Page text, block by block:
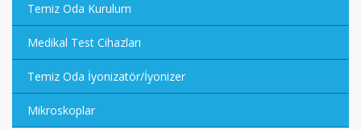
Temiz Oda Kurulum
Medikal Test Cihazları
Temiz Oda İyonizatör/İyonizer
Mikroskoplar